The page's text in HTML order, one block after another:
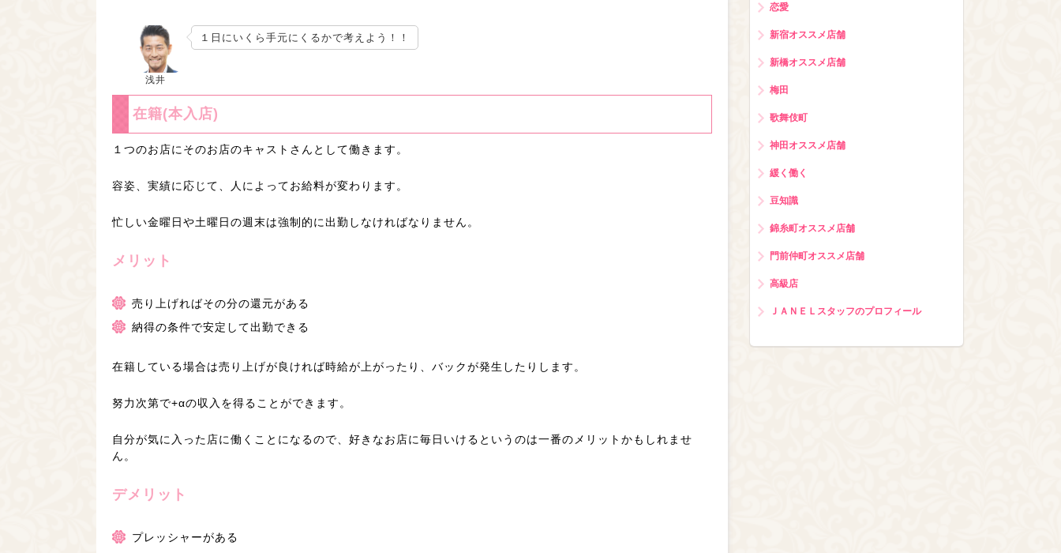
浅井
１日にいくら手元にくるかで考えよう！！
在籍(本入店)
１つのお店にそのお店のキャストさんとして働きます。
容姿、実績に応じて、人によってお給料が変わります。
忙しい金曜日や土曜日の週末は強制的に出勤しなければなりません。
メリット
売り上げればその分の還元がある
納得の条件で安定して出勤できる
在籍している場合は売り上げが良ければ時給が上がったり、バックが発生したりします。
努力次第で+αの収入を得ることができます。
自分が気に入った店に働くことになるので、好きなお店に毎日いけるというのは一番のメリットかもしれませ
ん。
デメリット
プレッシャーがある
恋愛
新宿オススメ店舗
新橋オススメ店舗
梅田
歌舞伎町
神田オススメ店舗
緩く働く
豆知識
錦糸町オススメ店舗
門前仲町オススメ店舗
高級店
ＪＡＮＥＬスタッフのプロフィール